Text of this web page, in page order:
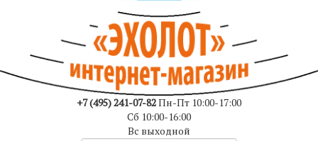
+7 (495) 241-07-82Пн-Пт 10:00-17:00
Сб 10:00-16:00
Вс выходной